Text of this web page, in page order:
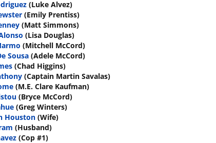
(Luke Alvez)
(Emily Prentiss)
(Matt Simmons)
(Lisa Douglas)
(Mitchell McCord)
Sousa (Adele McCord)
(Chad Higgins)
(Captain Martin Savalas)
(M.E. Clare Kaufman)
(Bryce McCord)
(Greg Winters)
Houston (Wife)
(Husband)
(Cop #1)